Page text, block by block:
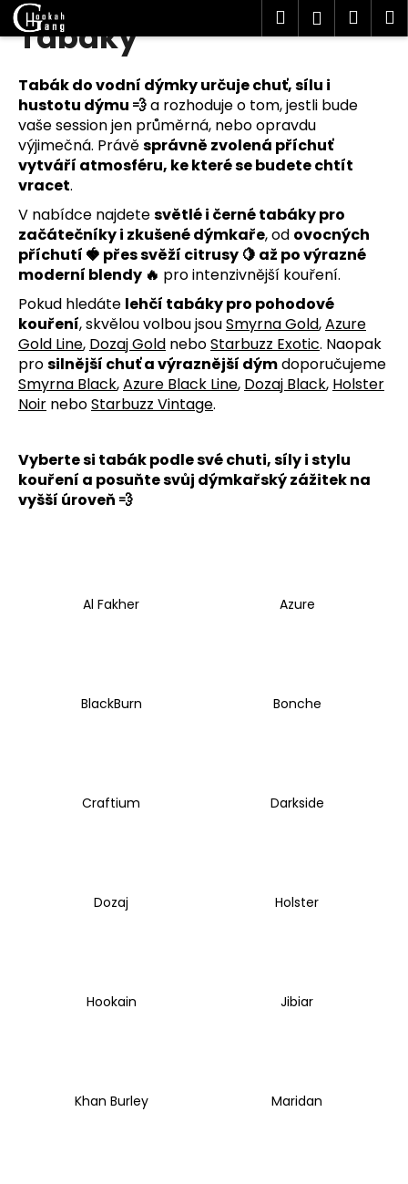
Přejít
Hledat
Tabáky
Tabák do vodní dýmky určuje chuť, sílu i
hustotu dýmu 💨a rozhoduje o tom, jestli bude
vaše session jen průměrná, nebo opravdu
výjimečná. Právěsprávně zvolená příchuť
vytváří atmosféru, ke které se budete chtít
vracet.
V nabídce najdetesvětlé i černé tabáky pro
začátečníky i zkušené dýmkaře, od ovocných
příchutí 🍓 přes svěží citrusy 🍋 až po výrazné
moderní blendy 🔥 pro intenzivnější kouření.
Pokud hledáte lehčí tabáky pro pohodové
kouření, skvělou volbou jsouSmyrna Gold,Azure
Gold Line, Dozaj Gold neboStarbuzz Exotic. Naopak
prosilnější chuť a výraznější dýmdoporučujeme
Smyrna Black,Azure Black Line, Dozaj Black, Holster
Noir neboStarbuzz Vintage.
Vyberte si tabák podle své chuti, síly i stylu
kouření a posuňte svůj dýmkařský zážitek na
vyšší úroveň 💨
Al Fakher Azure
BlackBurn Bonche
Craftium Darkside
Dozaj Holster
Hookain Jibiar
Khan Burley Maridan
K
o Zpět
Zpět
C
o
p
o
t
ř
e
b
u
j
e
t
e
n
j
í
t